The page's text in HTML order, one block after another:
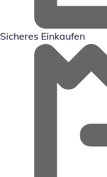
Sicheres Einkaufen